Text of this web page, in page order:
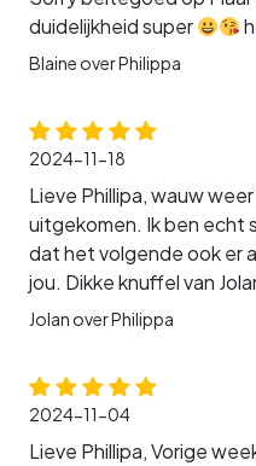
duidelijkheid super
Blaine over Philippa
2024-11-18
Lieve Phillipa, wauw
uitgekomen. Ik ben echt
dat het volgende ook er
jou. Dikke knuffel van
Jolan over Philippa
2024-11-04
Lieve Phillipa, Vorige